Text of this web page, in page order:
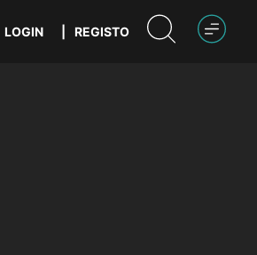
LOGIN REGISTO